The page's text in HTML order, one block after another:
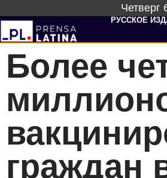
Четверг
РУССКОЕ
Более
граждан